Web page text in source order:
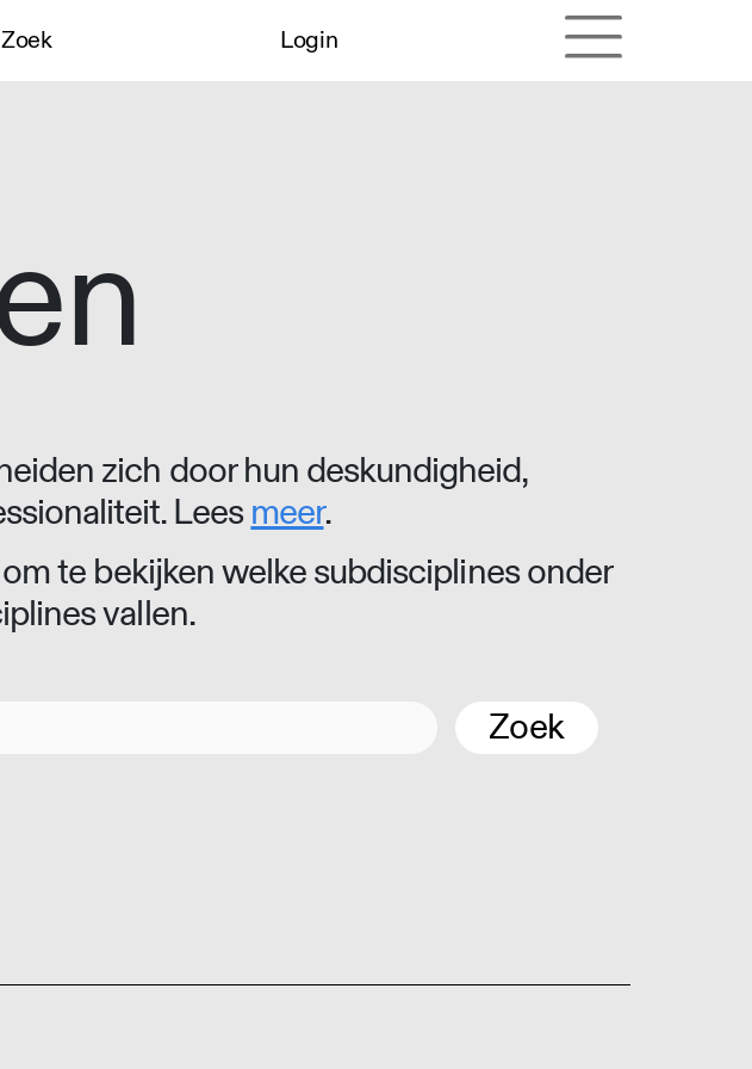
Zoek Login
zich door hun deskundigheid,
Leesmeer.
te bekijken welke subdisciplines onder
vallen.
Zoek